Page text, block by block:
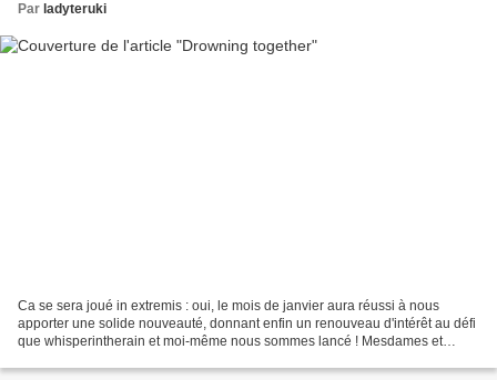
Par ladyteruki
Ca se sera joué in extremis : oui, le mois de janvier aura réussi à nous
apporter une solide nouveauté, donnant enfin un renouveau d'intérêt au défi
que whisperintherain et moi-même nous sommes lancé ! Mesdames et